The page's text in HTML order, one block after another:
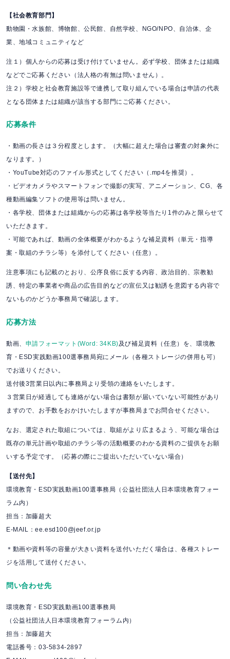
【社会教育部門】
動物園・水族館、博物館、公民館、自然学校、NGO/NPO、自治体、企
業、地域コミュニティなど
注１）個人からの応募は受け付けていません。必ず学校、団体または組織
などでご応募ください（法人格の有無は問いません）。
注２）学校と社会教育施設等で連携して取り組んでいる場合は申請の代表
となる団体または組織が該当する部門にご応募ください。
応募条件
・動画の長さは３分程度とします。（大幅に超えた場合は審査の対象外に
なります。）
・YouTube対応のファイル形式としてください（.mp4を推奨）。
・ビデオカメラやスマートフォンで撮影の実写、アニメーション、CG、各
種動画編集ソフトの使用等は問いません。
・各学校、団体または組織からの応募は各学校等当たり1件のみと限らせて
いただきます。
・可能であれば、動画の全体概要がわかるような補足資料（単元・指導
案・取組のチラシ等）を添付してください（任意）。
注意事項にも記載のとおり、公序良俗に反する内容、政治目的、宗教勧
誘、特定の事業者や商品の広告目的などの宣伝又は勧誘を意図する内容で
ないものかどうか事務局で確認します。
応募方法
動画、 申請フォーマット(Word: 34KB)及び補足資料（任意）を、環境教
育・ESD実践動画100選事務局宛にメール（各種ストレージの併用も可）
でお送りください。
送付後3営業日以内に事務局より受領の連絡をいたします。
３営業日が経過しても連絡がない場合は書類が届いていない可能性があり
ますので、お手数をおかけいたしますが事務局までお問合せください。
なお、選定された取組については、取組がより広まるよう、可能な場合は
既存の単元計画や取組のチラシ等の活動概要のわかる資料のご提供をお願
いする予定です。（応募の際にご提出いただいていない場合）
【送付先】
環境教育・ESD実践動画100選事務局（公益社団法人日本環境教育フォー
ラム内）
担当：加藤超大
E-MAIL：ee.esd100@jeef.or.jp
＊動画や資料等の容量が大きい資料を送付いただく場合は、各種ストレー
ジを活用して送付ください。
問い合わせ先
環境教育・ESD実践動画100選事務局
（公益社団法人日本環境教育フォーラム内）
担当：加藤超大
電話番号：03-5834-2897